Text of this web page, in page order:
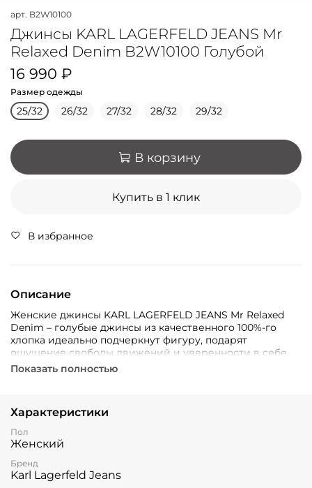
арт. B2W10100
Джинсы KARL LAGERFELD JEANS Mr
Relaxed Denim B2W10100 Голубой
16 990 ₽
Размер одежды
25/32 26/32 27/32 28/32 29/32
В корзину
Купить в 1 клик
В избранное
Описание
Женские джинсы KARL LAGERFELD JEANS Mr Relaxed
Denim – голубые джинсы из качественного 100%-го
хлопка идеально подчеркнут фигуру, подарят
ощущение свободы движений и уверенности в себе.
Показать полностью
Характеристики
Пол
Женский
Бренд
Karl Lagerfeld Jeans